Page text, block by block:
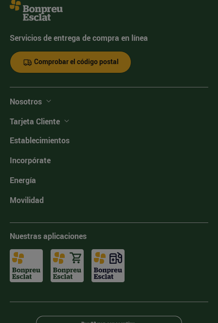
Servicios de entrega de compra en línea
Comprobar el código postal
Nosotros
Tarjeta Cliente
Establecimientos
Incorpórate
Energía
Movilidad
Nuestras aplicaciones